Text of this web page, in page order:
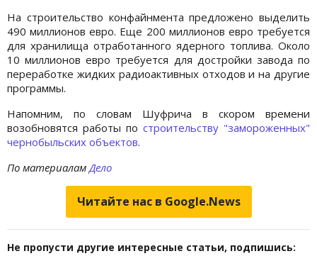
На строительство конфайнмента предложено выделить
490 миллионов евро. Еще 200 миллионов евро требуется
для хранилища отработанного ядерного топлива. Около
10 миллионов евро требуется для достройки завода по
переработке жидких радиоактивных отходов и на другие
программы.
Напомним, по словам Шуфрича в скором времени
возобновятся работы по строительству "замороженных"
чернобыльских объектов.
По материаламДело
Читайте нас в Google.News
Не пропусти другие интересные статьи, подпишись: